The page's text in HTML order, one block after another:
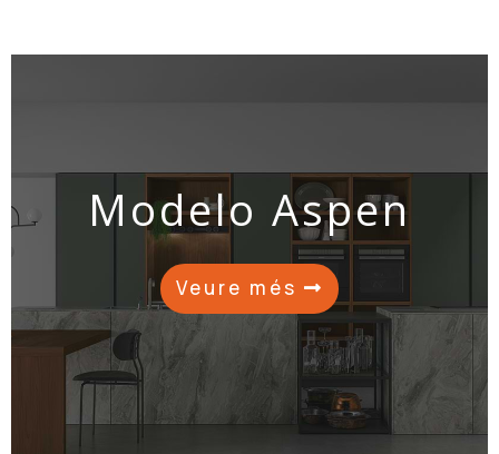
Modelo Aspen
Veure més